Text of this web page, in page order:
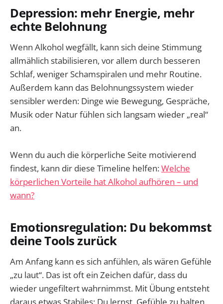
Depression: mehr Energie, mehr
echte Belohnung
Wenn Alkohol wegfällt, kann sich deine Stimmung
allmählich stabilisieren, vor allem durch besseren
Schlaf, weniger Schamspiralen und mehr Routine.
Außerdem kann das Belohnungssystem wieder
sensibler werden: Dinge wie Bewegung, Gespräche,
Musik oder Natur fühlen sich langsam wieder „real“
an.
Wenn du auch die körperliche Seite motivierend
findest, kann dir diese Timeline helfen:Welche
körperlichen Vorteile hat Alkohol aufhören – und
wann?
Emotionsregulation: Du bekommst
deine Tools zurück
Am Anfang kann es sich anfühlen, als wären Gefühle
„zu laut“. Das ist oft ein Zeichen dafür, dass du
wieder ungefiltert wahrnimmst. Mit Übung entsteht
daraus etwas Stabiles: Du lernst, Gefühle zu halten,